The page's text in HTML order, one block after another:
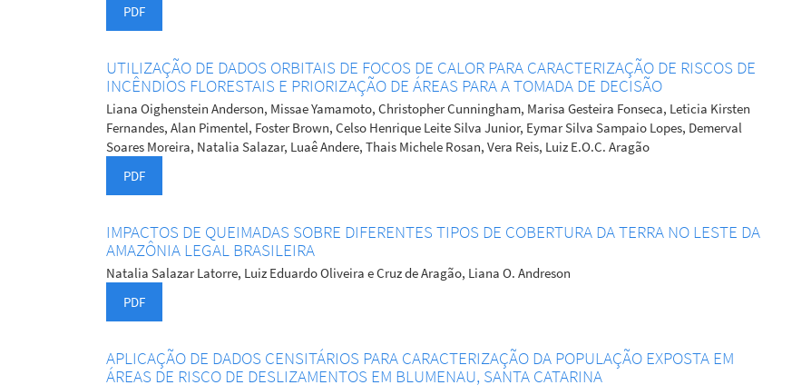
PDF
UTILIZAÇÃO DE DADOS ORBITAIS DE FOCOS DE CALOR PARA CARACTERIZAÇÃO DE RISCOS DE
INCÊNDIOS FLORESTAIS E PRIORIZAÇÃO DE ÁREAS PARA A TOMADA DE DECISÃO
Liana Oighenstein Anderson, Missae Yamamoto, Christopher Cunningham, Marisa Gesteira Fonseca, Leticia Kirsten
Fernandes, Alan Pimentel, Foster Brown, Celso Henrique Leite Silva Junior, Eymar Silva Sampaio Lopes, Demerval
Soares Moreira, Natalia Salazar, Luaê Andere, Thais Michele Rosan, Vera Reis, Luiz E.O.C. Aragão
PDF
IMPACTOS DE QUEIMADAS SOBRE DIFERENTES TIPOS DE COBERTURA DA TERRA NO LESTE DA
AMAZÔNIA LEGAL BRASILEIRA
Natalia Salazar Latorre, Luiz Eduardo Oliveira e Cruz de Aragão, Liana O. Andreson
PDF
APLICAÇÃO DE DADOS CENSITÁRIOS PARA CARACTERIZAÇÃO DA POPULAÇÃO EXPOSTA EM
ÁREAS DE RISCO DE DESLIZAMENTOS EM BLUMENAU, SANTA CATARINA